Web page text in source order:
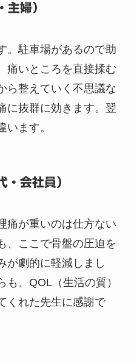
婦）
。駐車場があるので助
痛いところを直接揉む
ら整えていく不思議な
に抜群に効きます。翌
ます。
会社員）
痛が重いのは仕方ない
、ここで骨盤の圧迫を
が劇的に軽減しまし
、QOL（生活の質）
くれた先生に感謝で